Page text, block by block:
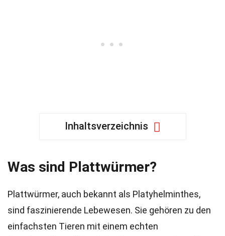
Inhaltsverzeichnis
Was sind Plattwürmer?
Plattwürmer, auch bekannt als Platyhelminthes,
sind faszinierende Lebewesen. Sie gehören zu den
einfachsten Tieren mit einem echten